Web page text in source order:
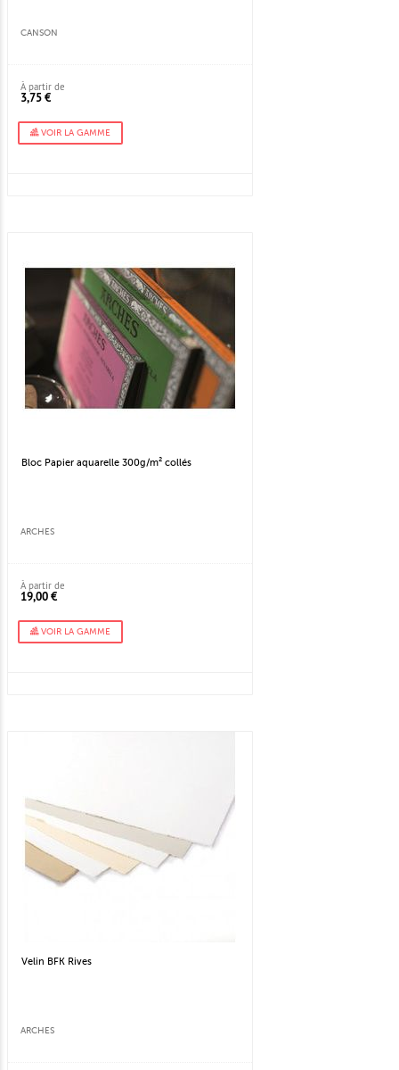
CANSON
À partir de
3,75 €
VOIR LA GAMME
Bloc Papier aquarelle 300g/m² collés
ARCHES
À partir de
19,00 €
VOIR LA GAMME
Velin BFK Rives
ARCHES